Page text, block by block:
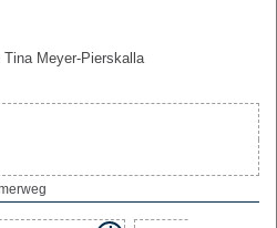
Tina Meyer-Pierskalla